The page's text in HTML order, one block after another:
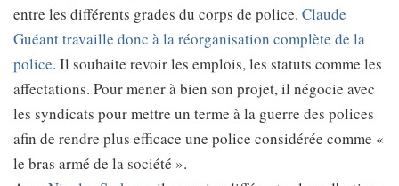
entre les différents grades du corps de police. Claude
Guéant travaille donc à la réorganisation complète de la
police. Il souhaite revoir les emplois, les statuts comme les
affectations. Pour mener à bien son projet, il négocie avec
les syndicats pour mettre un terme à la guerre des polices
afin de rendre plus efficace une police considérée comme «
le bras armé de la société ».